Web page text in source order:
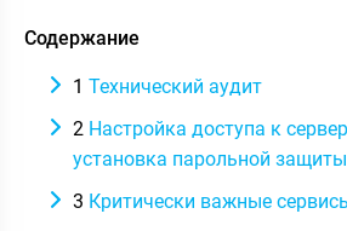
Содержание
1 Технический аудит
2 Настройка доступа к
установка парольной защиты
3 Критически важные